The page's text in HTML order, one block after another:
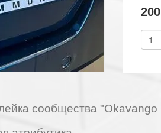
200
сообщества